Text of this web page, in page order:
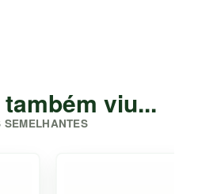
viu...
SEMELHANTES